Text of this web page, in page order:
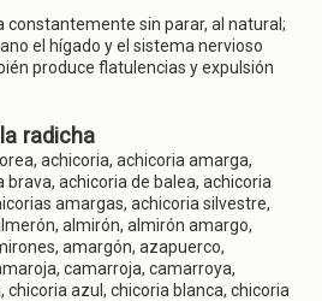
constantemente sin parar, al natural;
el hígado y el sistema nervioso
produce flatulencias y expulsión
radicha
achicoria, achicoria amarga,
brava, achicoria de balea, achicoria
amargas, achicoria silvestre,
almirón, almirón amargo,
amargón, azapuerco,
camarroja, camarroya,
chicoria azul, chicoria blanca, chicoria